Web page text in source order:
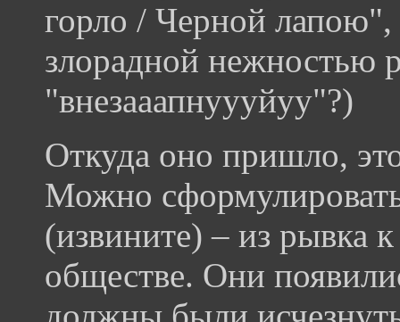
горло / Черной
злорадной нежностью
"внезааапнуууйуу"?)
Откуда оно пришло,
Можно
(извините) – из рывка
обществе. Они